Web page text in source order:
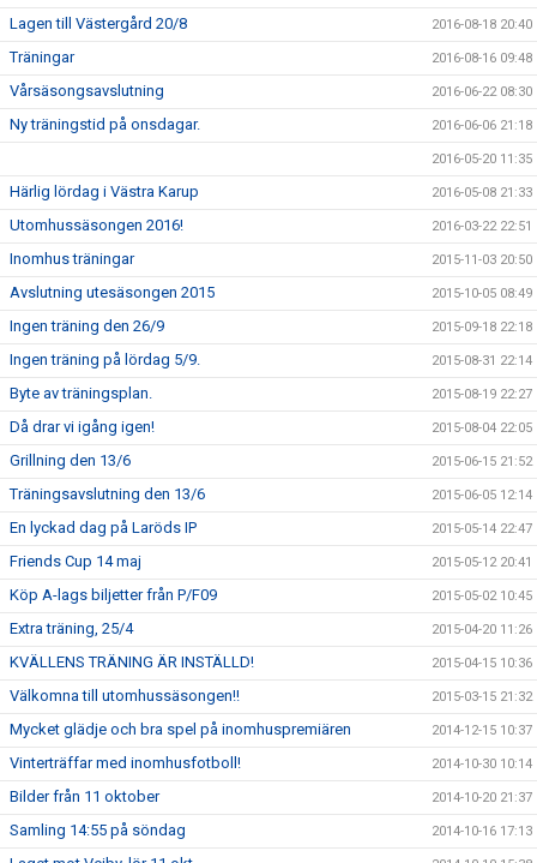
Lagen till Västergård 20/8 2016-08-18 20:40
Träningar 2016-08-16 09:48
Vårsäsongsavslutning 2016-06-22 08:30
Ny träningstid på onsdagar. 2016-06-06 21:18
2016-05-20 11:35
Härlig lördag i Västra Karup 2016-05-08 21:33
Utomhussäsongen 2016! 2016-03-22 22:51
Inomhus träningar 2015-11-03 20:50
Avslutning utesäsongen 2015 2015-10-05 08:49
Ingen träning den 26/9 2015-09-18 22:18
Ingen träning på lördag 5/9. 2015-08-31 22:14
Byte av träningsplan. 2015-08-19 22:27
Då drar vi igång igen! 2015-08-04 22:05
Grillning den 13/6 2015-06-15 21:52
Träningsavslutning den 13/6 2015-06-05 12:14
En lyckad dag på Laröds IP 2015-05-14 22:47
Friends Cup 14 maj 2015-05-12 20:41
Köp A-lags biljetter från P/F09 2015-05-02 10:45
Extra träning, 25/4 2015-04-20 11:26
KVÄLLENS TRÄNING ÄR INSTÄLLD! 2015-04-15 10:36
Välkomna till utomhussäsongen!! 2015-03-15 21:32
Mycket glädje och bra spel på inomhuspremiären 2014-12-15 10:37
Vinterträffar med inomhusfotboll! 2014-10-30 10:14
Bilder från 11 oktober 2014-10-20 21:37
Samling 14:55 på söndag 2014-10-16 17:13